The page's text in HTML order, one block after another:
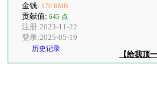
金钱: 170 RMB
贡献值:645 点
注册:2023-11-22
登录:2025-05-19
历史记录
【给我顶